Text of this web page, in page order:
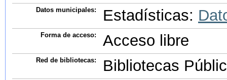
Datos municipales: Estadísticas:
Forma de acceso: Acceso libre
Red de bibliotecas: Bibliotecas